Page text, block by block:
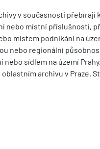
v současnosti přebírají
nebo místní příslušností,
místem podnikání na
nebo regionální
nebo sídlem na území
archivu v Praze.